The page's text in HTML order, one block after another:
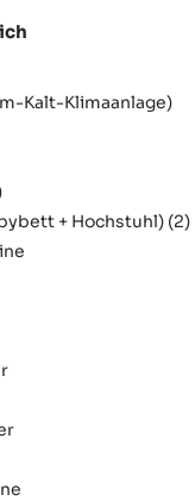
Kalt-Klimaanlage)
+ Hochstuhl) (2)